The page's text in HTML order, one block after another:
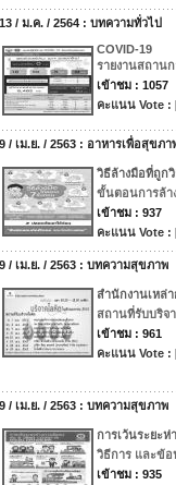
13 / ม.ค. / 2564 : บทความทั่วไป
COVID-19
รายงานสถาน
เข้าชม : 1057
คะแนน Vote :
9 / เม.ย. / 2563 : อาหารเพื่อสุขภา
วิธีล้างมือที่ถูก
ขั้นตอนการล้า
เข้าชม : 937
คะแนน Vote :
9 / เม.ย. / 2563 : บทความสุขภาพ
สำนักงานเหล่า
สถานที่รับบริจ
เข้าชม : 961
คะแนน Vote :
9 / เม.ย. / 2563 : บทความสุขภาพ
การเว้นระยะ
วิธีการ และข้อ
เข้าชม : 935